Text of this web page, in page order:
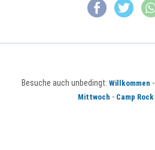
Besuche auch unbedingt: Willkommen -
Mittwoch - Camp Rock